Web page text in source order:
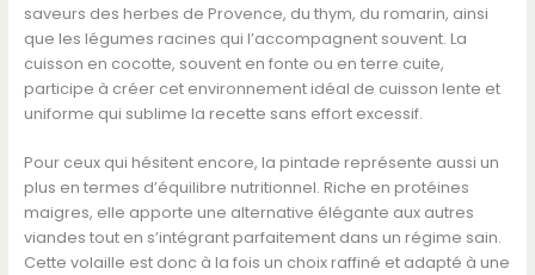
saveurs des herbes de Provence, du thym, du romarin, ainsi
que les légumes racines qui l’accompagnent souvent. La
cuisson en cocotte, souvent en fonte ou en terre cuite,
participe à créer cet environnement idéal de cuisson lente et
uniforme qui sublime la recette sans effort excessif.
Pour ceux qui hésitent encore, la pintade représente aussi un
plus en termes d’équilibre nutritionnel. Riche en protéines
maigres, elle apporte une alternative élégante aux autres
viandes tout en s’intégrant parfaitement dans un régime sain.
Cette volaille est donc à la fois un choix raffiné et adapté à une